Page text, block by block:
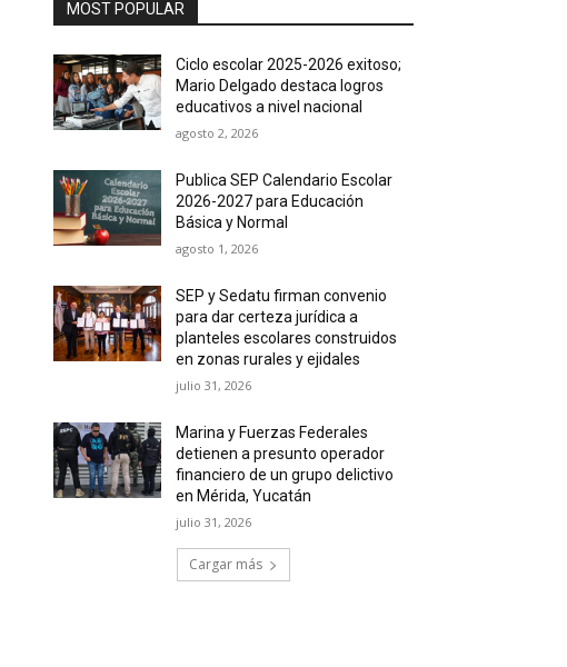
MOST POPULAR
Ciclo escolar 2025-2026 exitoso;
Mario Delgado destaca logros
educativos a nivel nacional
agosto 2, 2026
Publica SEP Calendario Escolar
2026-2027 para Educación
Básica y Normal
agosto 1, 2026
SEP y Sedatu firman convenio
para dar certeza jurídica a
planteles escolares construidos
en zonas rurales y ejidales
julio 31, 2026
Marina y Fuerzas Federales
detienen a presunto operador
financiero de un grupo delictivo
en Mérida, Yucatán
julio 31, 2026
Cargar más